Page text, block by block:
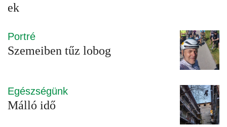
ek
Portré
Szemeiben tűz lobog
Egészségünk
Málló idő